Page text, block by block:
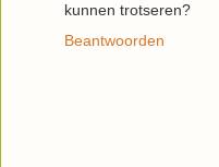
kunnen trotseren?
Beantwoorden